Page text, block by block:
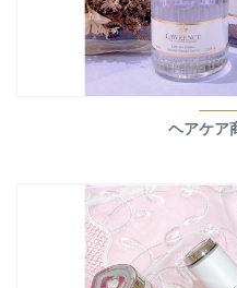
ヘアケア